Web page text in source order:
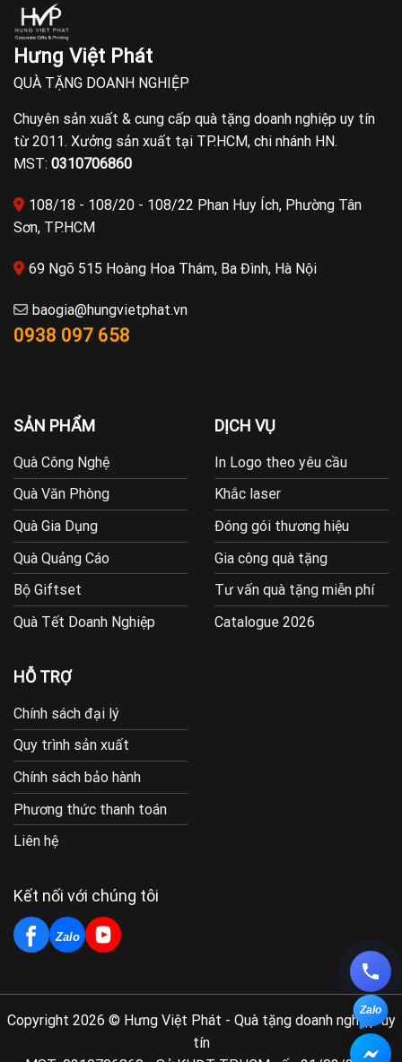
Hưng Việt Phát
QUÀ TẶNG DOANH NGHIỆP
Chuyên sản xuất & cung cấp quà tặng doanh nghiệp uy tín
từ 2011. Xưởng sản xuất tại TP.HCM, chi nhánh HN.
MST: 0310706860
108/18 - 108/20 - 108/22 Phan Huy Ích, Phường Tân
Sơn, TP.HCM
69 Ngõ 515 Hoàng Hoa Thám, Ba Đình, Hà Nội
baogia@hungvietphat.vn
0938 097 658
SẢN PHẨM
Quà Công Nghệ
Quà Văn Phòng
Quà Gia Dụng
Quà Quảng Cáo
Bộ Giftset
Quà Tết Doanh Nghiệp
DỊCH VỤ
In Logo theo yêu cầu
Khắc laser
Đóng gói thương hiệu
Gia công quà tặng
Tư vấn quà tặng miễn phí
Catalogue 2026
HỖ TRỢ
Chính sách đại lý
Quy trình sản xuất
Chính sách bảo hành
Phương thức thanh toán
Liên hệ
Kết nối với chúng tôi
Zalo
Copyright 2026 © Hưng Việt Phát - Quà tặng doanh nghiệp uy
tín
Zalo